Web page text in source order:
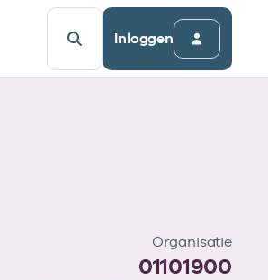
Inloggen
Organisatie
01101900